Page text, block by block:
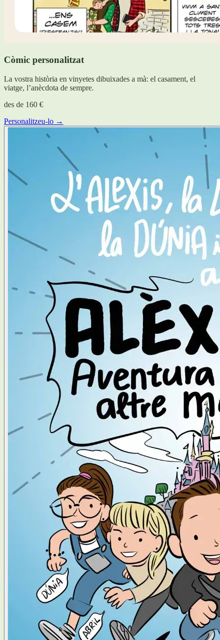
Còmic personalitzat
La vostra història en vinyetes dibuixades a mà: el casament, el
viatge, l’anècdota de sempre.
des de 160 €
Personalitzeu-lo →